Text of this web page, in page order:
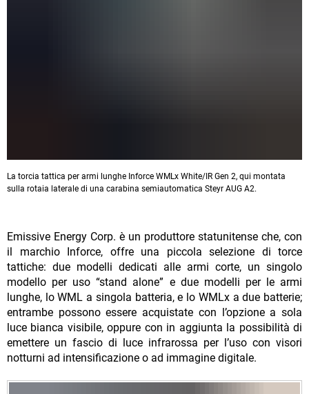
La torcia tattica per armi lunghe Inforce WMLx White/IR Gen 2, qui montata
sulla rotaia laterale di una carabina semiautomatica Steyr AUG A2.
Emissive Energy Corp. è un produttore statunitense che, con
il marchio Inforce, offre una piccola selezione di torce
tattiche: due modelli dedicati alle armi corte, un singolo
modello per uso “stand alone” e due modelli per le armi
lunghe, lo WML a singola batteria, e lo WMLx a due batterie;
entrambe possono essere acquistate con l’opzione a sola
luce bianca visibile, oppure con in aggiunta la possibilità di
emettere un fascio di luce infrarossa per l’uso con visori
notturni ad intensificazione o ad immagine digitale.